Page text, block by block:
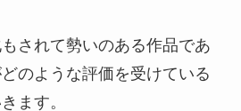
されて勢いのある作品であ
のような評価を受けている
ます。